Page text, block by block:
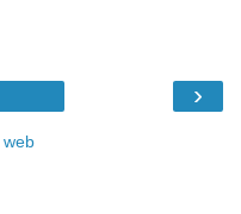
›